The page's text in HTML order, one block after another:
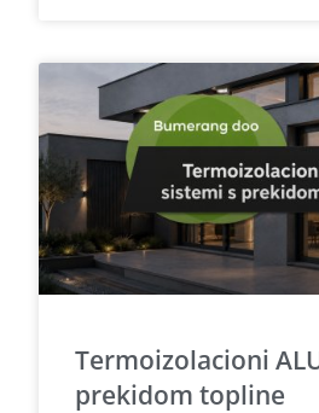
Termoizolacioni
prekidom topline